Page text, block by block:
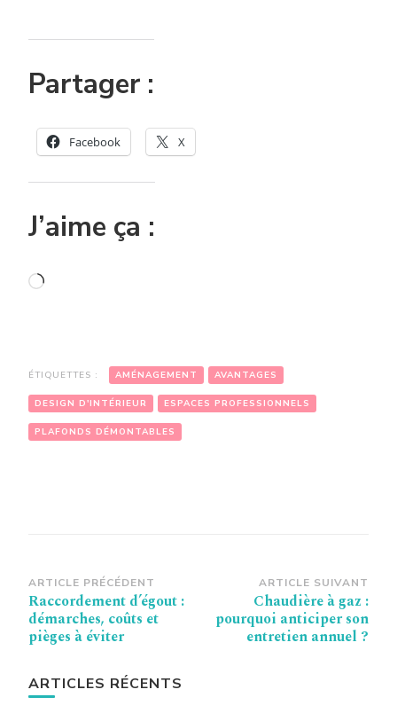
Partager :
Facebook X
J’aime ça :
Chargement…
ÉTIQUETTES : AMÉNAGEMENT AVANTAGES
DESIGN D'INTÉRIEUR ESPACES PROFESSIONNELS
PLAFONDS DÉMONTABLES
Navigation
d’article
ARTICLE PRÉCÉDENT
Raccordement d’égout :
démarches, coûts et
pièges à éviter
ARTICLE SUIVANT
Chaudière à gaz :
pourquoi anticiper son
entretien annuel ?
ARTICLES RÉCENTS